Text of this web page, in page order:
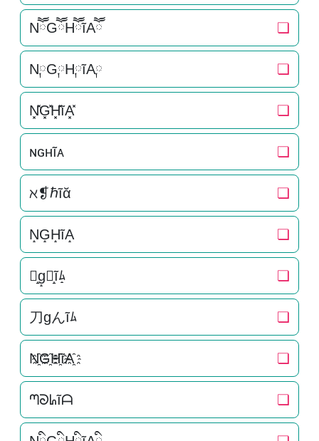
NཽGཽHཽĩAཽ ❏
N༙G༙H༙ĩA༙ ❏
N͓̽G͓̽H͓̽ĩA͓̽ ❏
ɴɢʜĩᴀ ❏
ℵ❡ℏĩᾰ ❏
N̝G̝H̝ĩA̝ ❏
刀̝g̝ん̝ĩﾑ̝ ❏
刀gんĩﾑ ❏
N҈G҈H҈ĩA҈ ❏
ᘉᘐᖺĩᗩ ❏